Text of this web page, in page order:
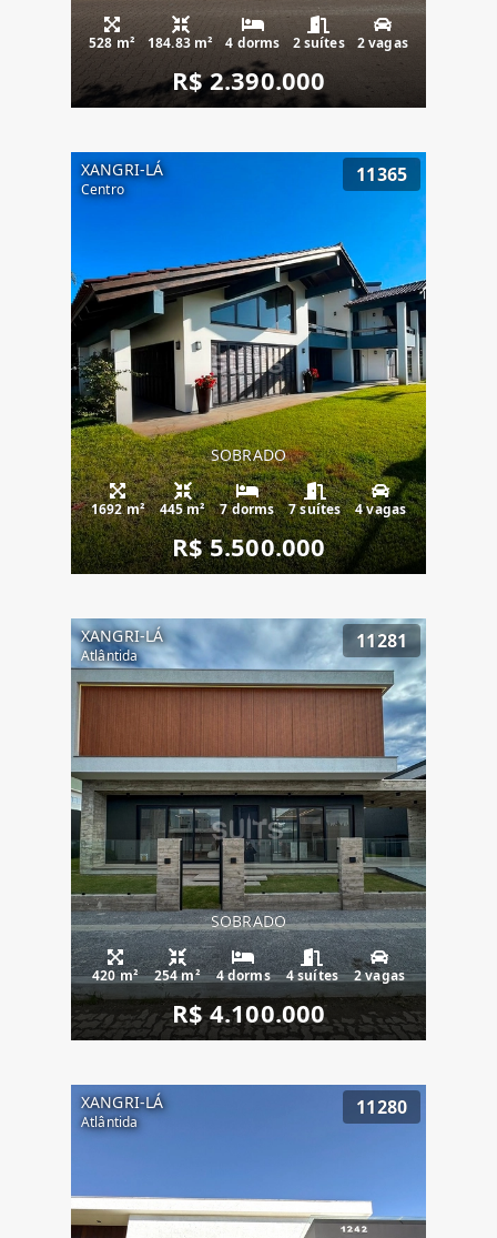
528 m² 184.83 m² 4 dorms 2 suítes 2 vagas
R$ 2.390.000
XANGRI-LÁ
Centro
11365
SOBRADO
1692 m² 445 m² 7 dorms 7 suítes 4 vagas
R$ 5.500.000
XANGRI-LÁ
Atlântida
11281
SOBRADO
420 m² 254 m² 4 dorms 4 suítes 2 vagas
R$ 4.100.000
XANGRI-LÁ
Atlântida
11280